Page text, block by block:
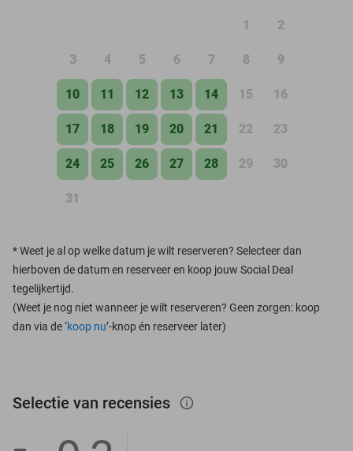
1 2
3 4 5 6 7 8 9
10 11 12 13 14 15 16
17 18 19 20 21 22 23
24 25 26 27 28 29 30
31
*Weet je al op welke datum je wilt reserveren? Selecteer dan
hierboven de datum en reserveer en koop jouw Social Deal
tegelijkertijd.
(Weet je nog niet wanneer je wilt reserveren? Geen zorgen: koop
dan via de ‘koop nu’-knop én reserveer later)
Selectie van recensies info_outlined